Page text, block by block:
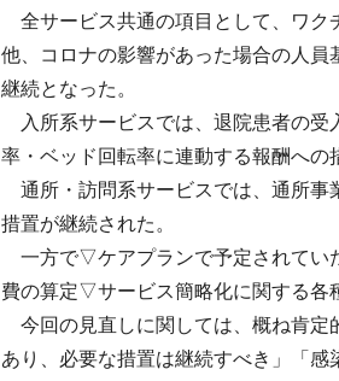
全サービス共通の項目として、ワク
他、コロナの影響があった場合の人員
継続となった。
入所系サービスでは、退院患者の受
率・ベッド回転率に連動する報酬への
通所・訪問系サービスでは、通所事
措置が継続された。
一方で▽ケアプランで予定されてい
費の算定▽サービス簡略化に関する
今回の見直しに関しては、概ね肯定
あり、必要な措置は継続すべき」「